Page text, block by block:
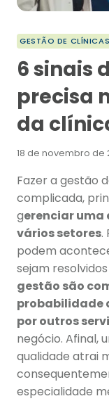
GESTÃO DE
6 sinais
precisa
da
18 de novembro de
Fazer a gestão
complicada,
gerenciar uma
vários setores.
podem
sejam
gestão são
probabilidade
por outros
negócio. Afinal,
qualidade atrai
especialidade